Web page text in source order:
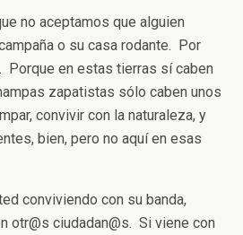
no aceptamos que alguien
o su casa rodante. Por
Porque en estas tierras sí caben
zapatistas sólo caben unos
convivir con la naturaleza, y
bien, pero no aquí en esas
conviviendo con su banda,
otr@s ciudadan@s. Si viene con